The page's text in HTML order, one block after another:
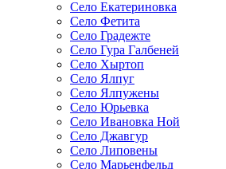
Село Екатериновка
Село Фетита
Село Градежте
Село Гура Галбеней
Село Хыртоп
Село Ялпуг
Село Ялпужены
Село Юрьевка
Село Ивановка Ной
Село Джавгур
Село Липовены
Село Марьенфельд